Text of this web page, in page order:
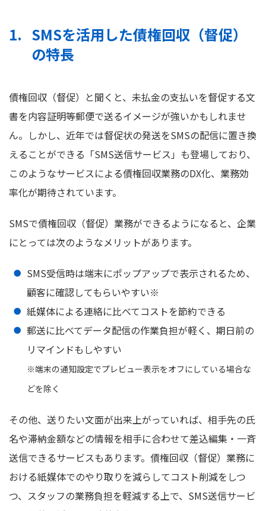
SMSを活用した債権回収（督促）
の特長
債権回収（督促）と聞くと、未払金の支払いを督促する文
書を内容証明等郵便で送るイメージが強いかもしれませ
ん。しかし、近年では督促状の発送をSMSの配信に置き換
えることができる「SMS送信サービス」も登場しており、
このようなサービスによる債権回収業務のDX化、業務効
率化が期待されています。
SMSで債権回収（督促）業務ができるようになると、企業
にとっては次のようなメリットがあります。
SMS受信時は端末にポップアップで表示されるため、
顧客に確認してもらいやすい※
紙媒体による連絡に比べてコストを節約できる
郵送に比べてデータ配信の作業負担が軽く、期日前の
リマインドもしやすい
※端末の通知設定でプレビュー表示をオフにしている場合な
どを除く
その他、送りたい文面が出来上がっていれば、相手先の氏
名や滞納金額などの情報を相手に合わせて差込編集・一斉
送信できるサービスもあります。債権回収（督促）業務に
おける紙媒体でのやり取りを減らしてコスト削減をしつ
つ、スタッフの業務負担を軽減する上で、SMS送信サービ